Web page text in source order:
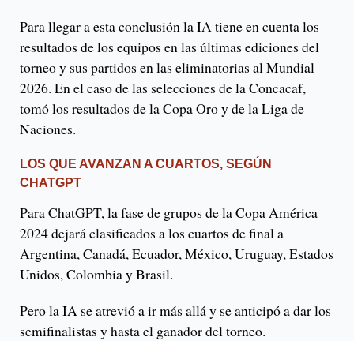
Para llegar a esta conclusión la IA tiene en cuenta los
resultados de los equipos en las últimas ediciones del
torneo y sus partidos en las eliminatorias al Mundial
2026. En el caso de las selecciones de la Concacaf,
tomó los resultados de la Copa Oro y de la Liga de
Naciones.
LOS QUE AVANZAN A CUARTOS, SEGÚN
CHATGPT
Para ChatGPT, la fase de grupos de la Copa América
2024 dejará clasificados a los cuartos de final a
Argentina, Canadá, Ecuador, México, Uruguay, Estados
Unidos, Colombia y Brasil.
Pero la IA se atrevió a ir más allá y se anticipó a dar los
semifinalistas y hasta el ganador del torneo.